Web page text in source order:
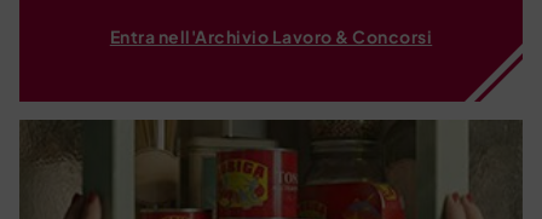
Entra nell'Archivio Lavoro & Concorsi